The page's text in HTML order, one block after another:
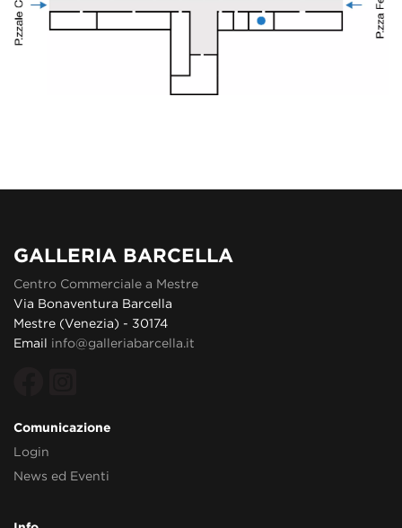
GALLERIA BARCELLA
Centro Commerciale a Mestre
Via Bonaventura Barcella
Mestre (Venezia) - 30174
Email info@galleriabarcella.it
Comunicazione
Login
News ed Eventi